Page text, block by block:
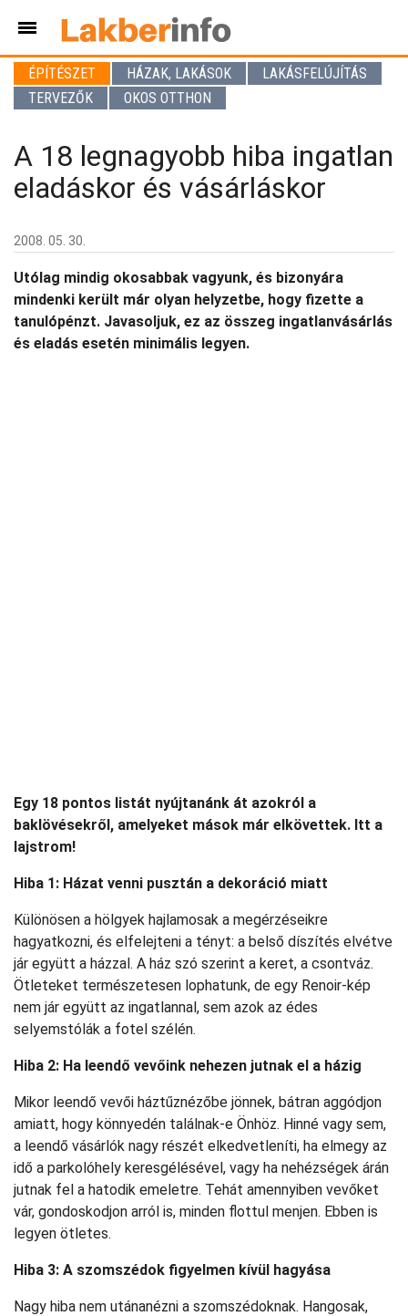
ÉPÍTÉSZET HÁZAK, LAKÁSOK
LAKÁSFELÚJÍTÁS
TERVEZŐK
OKOS OTTHON
A 18 legnagyobb hiba ingatlan
eladáskor és vásárláskor
2008. 05. 30.
Utólag mindig okosabbak vagyunk, és bizonyára
mindenki került már olyan helyzetbe, hogy fizette a
tanulópénzt. Javasoljuk, ez az összeg ingatlanvásárlás
és eladás esetén minimális legyen.
Egy 18 pontos listát nyújtanánk át azokról a
baklövésekről, amelyeket mások már elkövettek. Itt a
lajstrom!
Hiba 1: Házat venni pusztán a dekoráció miatt
Különösen a hölgyek hajlamosak a megérzéseikre
hagyatkozni, és elfelejteni a tényt: a belső díszítés elvétve
jár együtt a házzal. A ház szó szerint a keret, a csontváz.
Ötleteket természetesen lophatunk, de egy Renoir-kép
nem jár együtt az ingatlannal, sem azok az édes
selyemstólák a fotel szélén.
Hiba 2: Ha leendő vevőink nehezen jutnak el a házig
Mikor leendő vevői háztűznézőbe jönnek, bátran aggódjon
amiatt, hogy könnyedén találnak-e Önhöz. Hinné vagy sem,
a leendő vásárlók nagy részét elkedvetleníti, ha elmegy az
idő a parkolóhely keresgélésével, vagy ha nehézségek árán
jutnak fel a hatodik emeletre. Tehát amennyiben vevőket
vár, gondoskodjon arról is, minden flottul menjen. Ebben is
legyen ötletes.
Hiba 3: A szomszédok figyelmen kívül hagyása
Nagy hiba nem utánanézni a szomszédoknak. Hangosak,